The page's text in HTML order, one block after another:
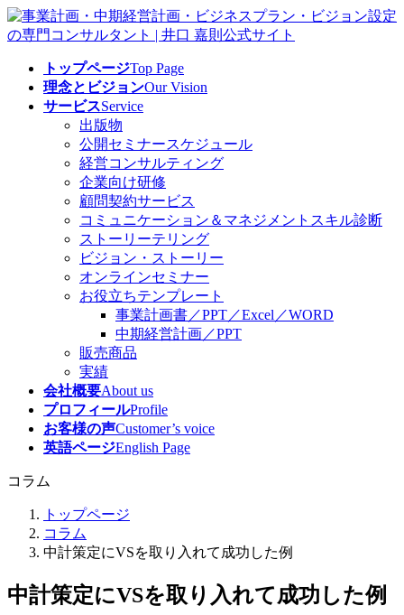
コ
ン
ナ
ビ
トップページTop Page
理念とビジョンOur Vision
サービスService
出版物
公開セミナースケジュール
経営コンサルティング
企業向け研修
顧問契約サービス
コミュニケーション＆マネジメントスキル診断
ストーリーテリング
ビジョン・ストーリー
オンラインセミナー
お役立ちテンプレート
事業計画書／PPT／Excel／WORD
中期経営計画／PPT
販売商品
実績
会社概要About us
プロフィールProfile
お客様の声Customer’s voice
英語ページEnglish Page
コラム
トップページ
コラム
中計策定にVSを取り入れて成功した例
中計策定にVSを取り入れて成功した例